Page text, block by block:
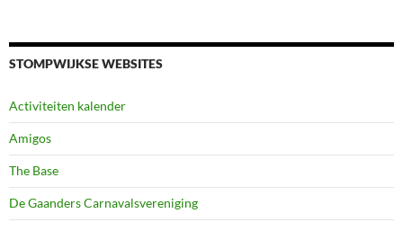
STOMPWIJKSE WEBSITES
Activiteiten kalender
Amigos
The Base
De Gaanders Carnavalsvereniging